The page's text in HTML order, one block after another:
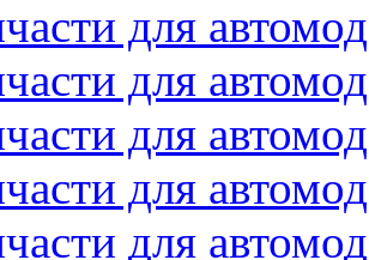
для
для
для
для
для